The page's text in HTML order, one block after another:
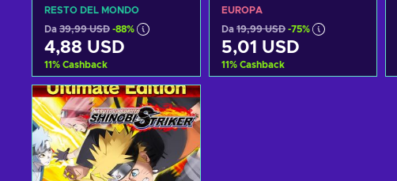
RESTO DEL MONDO
Da 39,99 USD -88%
4,88 USD
11% Cashback
Aggiungi al carrello
Visualizza offerte
EUROPA
Da 19,99 USD -75%
5,01 USD
11% Cashback